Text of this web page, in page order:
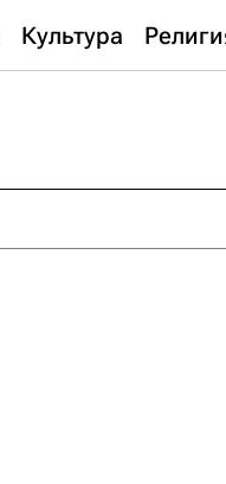
Культура